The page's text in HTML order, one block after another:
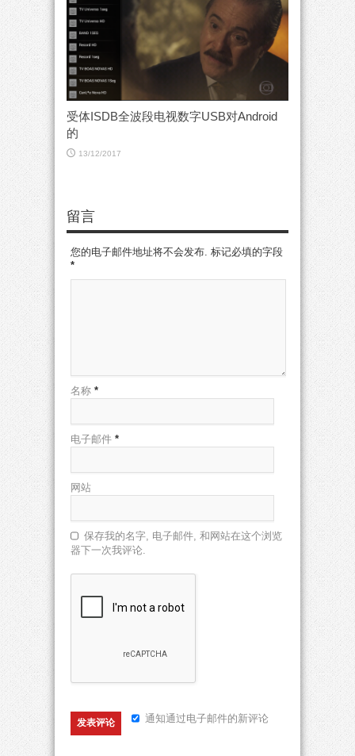
受体ISDB全波段电视数字USB对Android
的
13/12/2017
留言
您的电子邮件地址将不会发布. 标记必填的字段
*
名称 *
电子邮件 *
网站
保存我的名字, 电子邮件, 和网站在这个浏览
器下一次我评论.
通知通过电子邮件的新评论